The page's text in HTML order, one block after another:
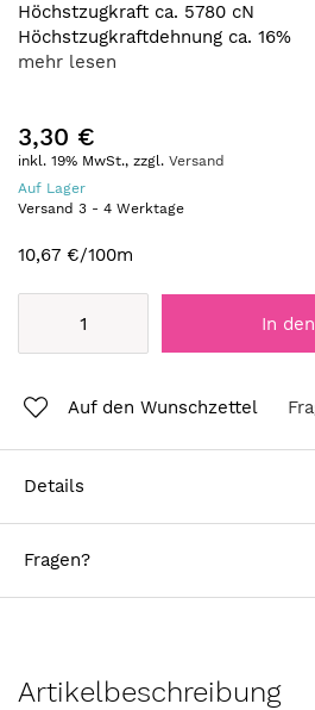
Höchstzugkraft ca. 5780 cN
Höchstzugkraftdehnung ca. 16%
mehr lesen
3,30 €
inkl. 19% MwSt., zzgl. Versand
Auf Lager
Versand 3 - 4 Werktage
10,67 €/100m
In
Auf den Wunschzettel
Details
Fragen?
Artikelbeschreibung